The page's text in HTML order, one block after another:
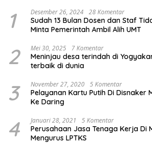
1 Desember 26, 2024 28 Komentar
Sudah 13 Bulan Dosen dan Staf
Minta Pemerintah Ambil Alih UMT
2 Mei 30, 2025 7 Komentar
Meninjau desa terindah di
terbaik di dunia
3 November 27, 2020 5 Komentar
Pelayanan Kartu Putih Di Disnaker
Ke Daring
4 Januari 28, 2021 5 Komentar
Perusahaan Jasa Tenaga Kerja Di
Mengurus LPTKS